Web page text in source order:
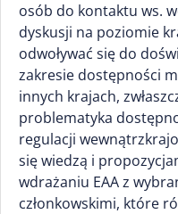
osób do kontaktu ws.
dyskusji na poziomie
odwoływać się do
zakresie dostępności
innych krajach,
problematyka
regulacji
się wiedzą i
wdrażaniu EAA z
członkowskimi, które